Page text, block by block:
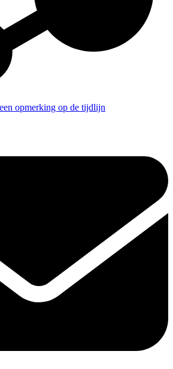
opmerking op de tijdlijn